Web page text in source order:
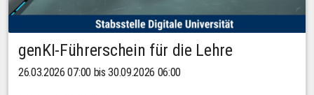
genKI-Führerschein für die Lehre
26.03.2026 07:00 bis 30.09.2026 06:00